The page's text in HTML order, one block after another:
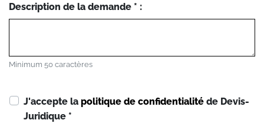
Description de la demande * :
Minimum 50 caractères
J'accepte la politique de confidentialité de Devis-
Juridique *